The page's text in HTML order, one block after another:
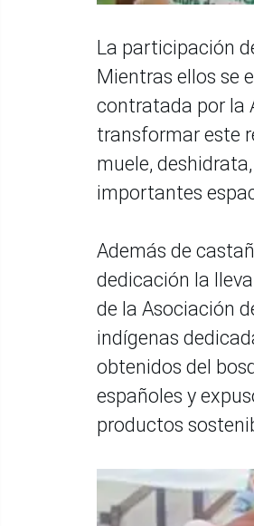
La participación
Mientras ellos se
contratada por la
transformar este
muele,
importantes
Además de
dedicación la
de la Asociación
indígenas
obtenidos del
españoles y
productos